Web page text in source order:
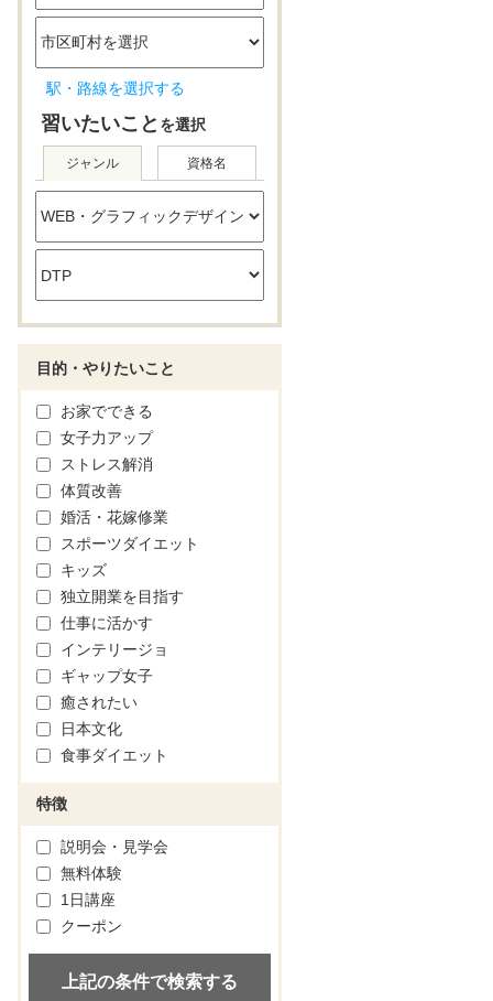
駅・路線を選択する
習いたいこと を選択
ジャンル 資格名
目的・やりたいこと
お家でできる
女子力アップ
ストレス解消
体質改善
婚活・花嫁修業
スポーツダイエット
キッズ
独立開業を目指す
仕事に活かす
インテリージョ
ギャップ女子
癒されたい
日本文化
食事ダイエット
特徴
説明会・見学会
無料体験
1日講座
クーポン